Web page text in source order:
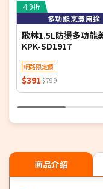
4.9折
多功能烹煮用途
歌林1.5L防燙多功能
KPK-SD1917
網路限定價
$391 $799
商品介紹